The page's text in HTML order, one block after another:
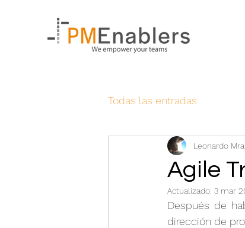
Todas las entradas
Agile
Leonardo
Actualizado: 3 mar
Después de
dirección de